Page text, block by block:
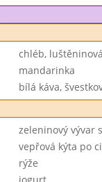
chléb,
mandarinka
bílá káva,
zeleninový vývar
vepřová kýta po
rýže